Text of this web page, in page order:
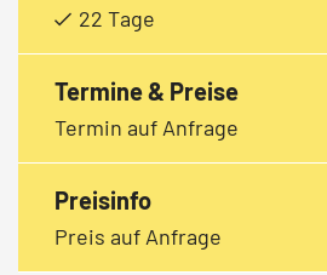
22 Tage
Termine & Preise
Termin auf Anfrage
Preisinfo
Preis auf Anfrage